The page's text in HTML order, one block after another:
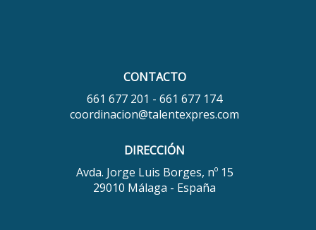
CONTACTO
661 677 201 - 661 677 174
coordinacion@talentexpres.com
DIRECCIÓN
Avda. Jorge Luis Borges, nº 15
29010 Málaga - España